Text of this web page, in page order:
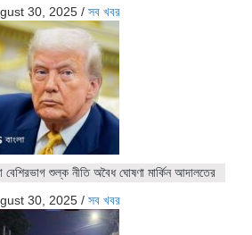
30, 2025 / সব খবর
বেশিরভাগ শুল্ক নীতি অবৈধ ঘোষণা মার্কিন আদালতের
30, 2025 / সব খবর